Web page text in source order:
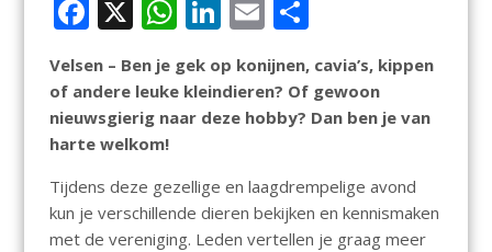
F
e
b
o
o
k
X W
h
at
s
p
p
Li
n
k
e
n
E
m
ai
l
D
e
n
Velsen – Ben je gek op konijnen, cavia’s, kippen
of andere leuke kleindieren? Of gewoon
nieuwsgierig naar deze hobby? Dan ben je van
harte welkom!
Tijdens deze gezellige en laagdrempelige avond
kun je verschillende dieren bekijken en kennismaken
met de vereniging. Leden vertellen je graag meer